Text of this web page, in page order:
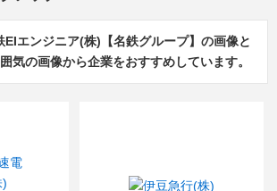
EIエンジニア(株)【名鉄グループ】の画像と
気の画像から企業をおすすめしています。